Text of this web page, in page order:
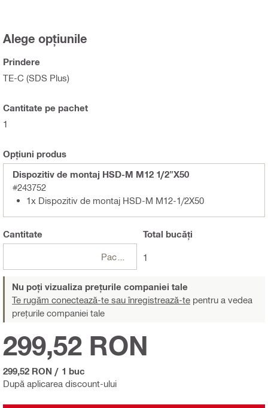
Alege opțiunile
Prindere
TE-C (SDS Plus)
Cantitate pe pachet
1
Opțiuni produs
Dispozitiv de montaj HSD-M M12 1/2"X50
#243752
1x Dispozitiv de montaj HSD-M M12-1/2X50
Cantitate Total bucăți
1
Nu poți vizualiza prețurile companiei tale
Te rugăm conectează-te sau înregistrează-te pentru a vedea
prețurile companiei tale
După aplicarea discount-ului
299,52 RON
299,52 RON / 1 buc